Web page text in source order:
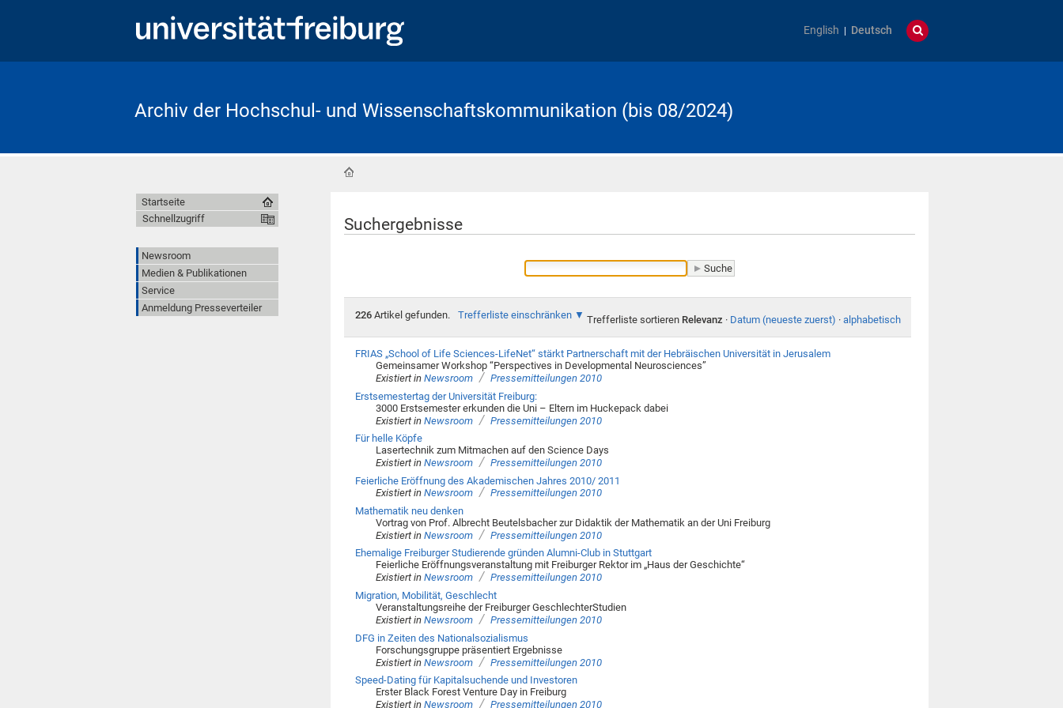
English Deutsch
Archiv der Hochschul- und Wissenschaftskommunikation (bis 08/2024)
Suchergebnisse
226Artikel gefunden. Trefferliste einschränken Trefferliste sortieren Relevanz · Datum (neueste zuerst) · alphabetisch
FRIAS „School of Life Sciences-LifeNet“ stärkt Partnerschaft mit der Hebräischen Universität in Jerusalem
Gemeinsamer Workshop “Perspectives in Developmental Neurosciences”
Existiert in Newsroom / Pressemitteilungen 2010
Erstsemestertag der Universität Freiburg:
3000 Erstsemester erkunden die Uni – Eltern im Huckepack dabei
Existiert in Newsroom / Pressemitteilungen 2010
Für helle Köpfe
Lasertechnik zum Mitmachen auf den Science Days
Existiert in Newsroom / Pressemitteilungen 2010
Feierliche Eröffnung des Akademischen Jahres 2010/ 2011
Existiert in Newsroom / Pressemitteilungen 2010
Mathematik neu denken
Vortrag von Prof. Albrecht Beutelsbacher zur Didaktik der Mathematik an der Uni Freiburg
Existiert in Newsroom / Pressemitteilungen 2010
Ehemalige Freiburger Studierende gründen Alumni-Club in Stuttgart
Feierliche Eröffnungsveranstaltung mit Freiburger Rektor im „Haus der Geschichte“
Existiert in Newsroom / Pressemitteilungen 2010
Migration, Mobilität, Geschlecht
Veranstaltungsreihe der Freiburger GeschlechterStudien
Existiert in Newsroom / Pressemitteilungen 2010
DFG in Zeiten des Nationalsozialismus
Forschungsgruppe präsentiert Ergebnisse
Existiert in Newsroom / Pressemitteilungen 2010
Speed-Dating für Kapitalsuchende und Investoren
Erster Black Forest Venture Day in Freiburg
Existiert in Newsroom / Pressemitteilungen 2010
Startseite
Schnellzugriff
Newsroom
Medien & Publikationen
Service
Anmeldung Presseverteiler